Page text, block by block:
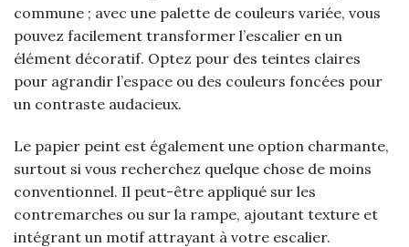
commune ; avec une palette de couleurs variée, vous
pouvez facilement transformer l’escalier en un
élément décoratif. Optez pour des teintes claires
pour agrandir l’espace ou des couleurs foncées pour
un contraste audacieux.
Le papier peint est également une option charmante,
surtout si vous recherchez quelque chose de moins
conventionnel. Il peut-être appliqué sur les
contremarches ou sur la rampe, ajoutant texture et
intégrant un motif attrayant à votre escalier.